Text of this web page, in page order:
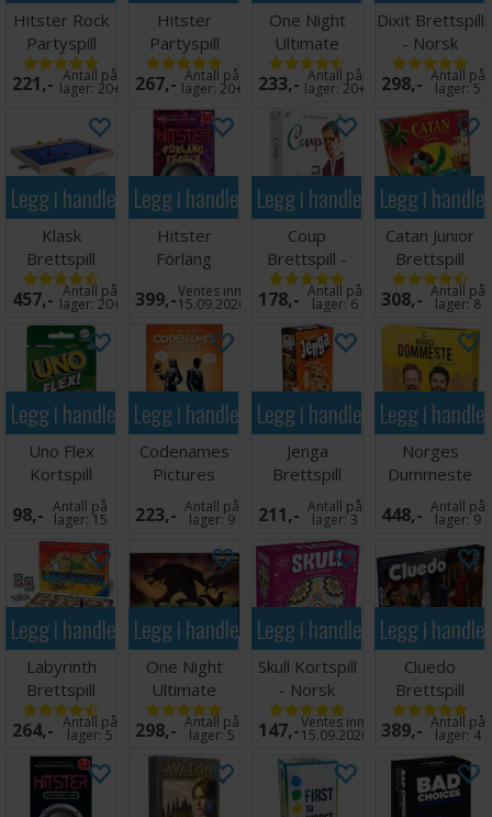
Hitster Rock
Partyspill
221,- Antall på
lager: 20+
Hitster
Partyspill
267,- Antall på
lager:20+
One Night
Ultimate
Werewolf
Brettspill
233,- Antall på
lager:20+
Dixit Brettspill
- Norsk
utgave
298,- Antall på
lager:5
Legg i handlekurven
Klask
Brettspill
457,- Antall på
lager: 20+
Legg i handlekurven
Hitster
Förläng
Festen -
SVENSK
399,-Ventes inn
15.09.2026
Legg i handlekurven
Coup
Brettspill -
Norsk
178,- Antall på
lager:6
Legg i
Catan Junior
Brettspill
Norsk
308,- Antall på
lager:8
Legg i handlekurven
Uno Flex
Kortspill
98,- Antall på
lager: 15
Legg i handlekurven
Codenames
Pictures
Kortspill -
ENGELSK
223,- Antall på
lager:9
Legg i handlekurven
Jenga
Brettspill
211,- Antall på
lager:3
Legg i
Norges
Dummeste
Deluxe
Brettspill
448,- Antall på
lager:9
Legg i handlekurven
Labyrinth
Brettspill
264,- Antall på
lager:5
Legg i handlekurven
One Night
Ultimate
Werewolf
Daybreak Exp
298,- Antall på
lager:5
Legg i handlekurven
Skull Kortspill
- Norsk
utgave
147,-Ventes inn
15.09.2026
Legg i
Cluedo
Brettspill
389,- Antall på
lager:4